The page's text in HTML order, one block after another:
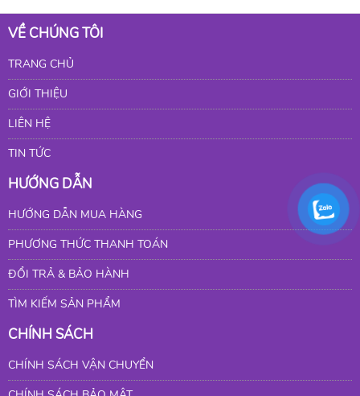
VỀ CHÚNG TÔI
TRANG CHỦ
GIỚI THIỆU
LIÊN HỆ
TIN TỨC
HƯỚNG DẪN
HƯỚNG DẪN MUA HÀNG
PHƯƠNG THỨC THANH TOÁN
ĐỔI TRẢ & BẢO HÀNH
TÌM KIẾM SẢN PHẨM
CHÍNH SÁCH
CHÍNH SÁCH VẬN CHUYỂN